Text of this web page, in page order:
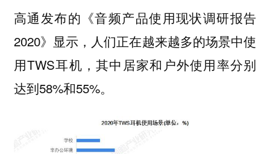
高通发布的《音频产品使用现状调研报告
2020》显示，人们正在越来越多的场景中使
用TWS耳机，其中居家和户外使用率分别
达到58%和55%。